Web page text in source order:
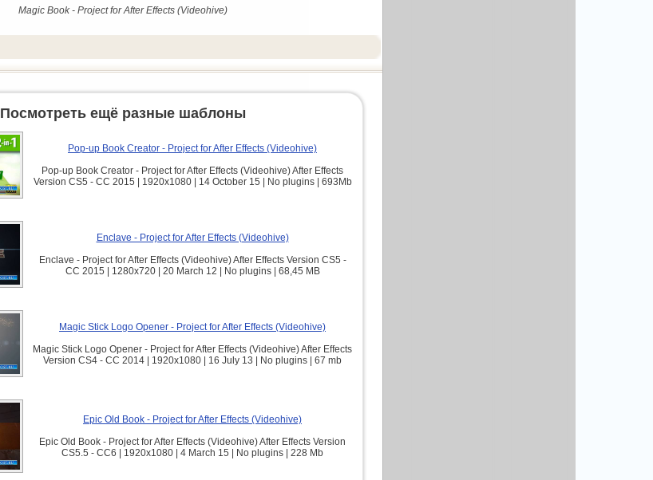
Magic Book - Project for After Effects (Videohive)
Посмотреть ещё разные шаблоны
Pop-up Book Creator - Project for After Effects (Videohive)
Pop-up Book Creator - Project for After Effects (Videohive) After Effects
Version CS5 - CC 2015 | 1920x1080 | 14 October 15 | No plugins | 693Mb
Enclave - Project for After Effects (Videohive)
Enclave - Project for After Effects (Videohive) After Effects Version CS5 -
CC 2015 | 1280x720 | 20 March 12 | No plugins | 68,45 MB
Magic Stick Logo Opener - Project for After Effects (Videohive)
Magic Stick Logo Opener - Project for After Effects (Videohive) After Effects
Version CS4 - CC 2014 | 1920x1080 | 16 July 13 | No plugins | 67 mb
Epic Old Book - Project for After Effects (Videohive)
Epic Old Book - Project for After Effects (Videohive) After Effects Version
CS5.5 - CC6 | 1920x1080 | 4 March 15 | No plugins | 228 Mb